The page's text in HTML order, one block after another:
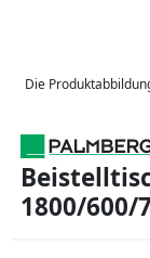
Die
1800/600/